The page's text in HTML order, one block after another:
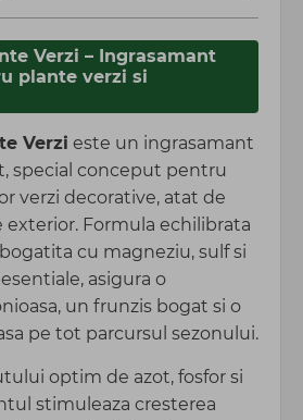
Verzi – Ingrasamant
plante verzi si
Verzi este un ingrasamant
special conceput pentru
verzi decorative, atat de
exterior. Formula echilibrata
cu magneziu, sulf si
asigura o
un frunzis bogat si o
pe tot parcursul sezonului.
optim de azot, fosfor si
stimuleaza cresterea